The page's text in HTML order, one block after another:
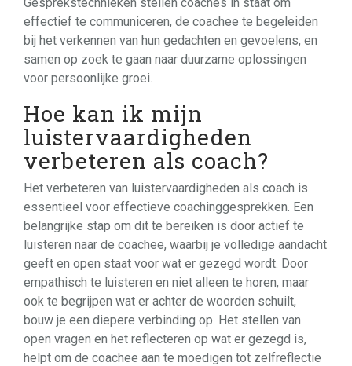
effectief te communiceren, de coachee te begeleiden
bij het verkennen van hun gedachten en gevoelens, en
samen op zoek te gaan naar duurzame oplossingen
voor persoonlijke groei.
Hoe kan ik mijn
luistervaardigheden
verbeteren als coach?
Het verbeteren van luistervaardigheden als coach is
essentieel voor effectieve coachinggesprekken. Een
belangrijke stap om dit te bereiken is door actief te
luisteren naar de coachee, waarbij je volledige aandacht
geeft en open staat voor wat er gezegd wordt. Door
empathisch te luisteren en niet alleen te horen, maar
ook te begrijpen wat er achter de woorden schuilt,
bouw je een diepere verbinding op. Het stellen van
open vragen en het reflecteren op wat er gezegd is,
helpt om de coachee aan te moedigen tot zelfreflectie